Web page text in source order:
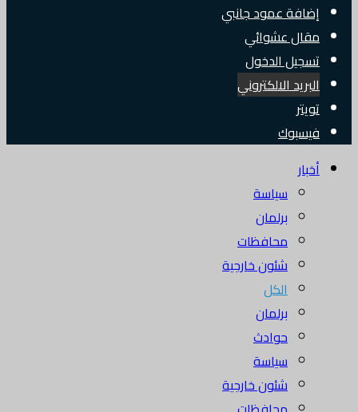
إضافة عمود جانبي
مقال عشوائي
تسجيل الدخول
البريد الالكتروني
تويتر
فيسبوك
أخبار
سياسة
برلمان
محافظات
شئون خارجية
الكل
برلمان
حوادث
سياسة
شئون خارجية